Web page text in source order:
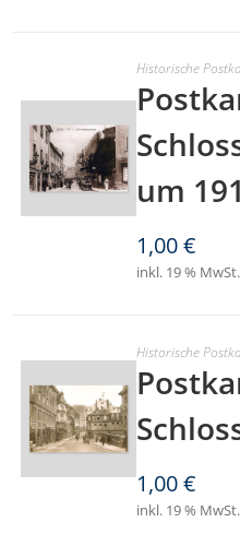
Historische
um
1,00€
inkl. 19 % MwSt.
Historische
1,00€
inkl. 19 % MwSt.